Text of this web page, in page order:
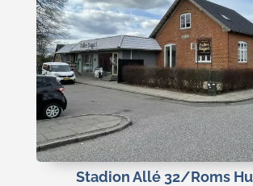
Stadion Allé 32/Roms